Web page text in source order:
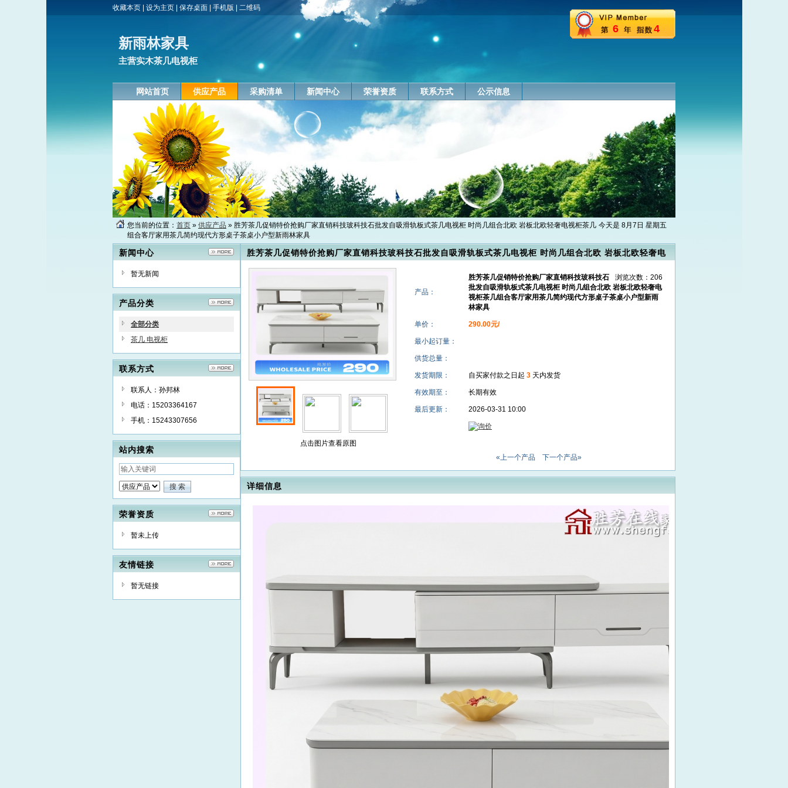
收藏本页 设为主页 保存桌面 手机版 二维码
6 4
新雨林家具
主营实木茶几电视柜
网站首页 供应产品 采购清单 新闻中心 荣誉资质 联系方式 公示信息
今天是 8月7日 星期五
您当前的位置： 首页 » 供应产品 » 胜芳茶几促销特价抢购厂家直销科技玻科技石批发自吸滑轨板式茶几电视柜 时尚几组合北欧 岩板北欧轻奢电视柜茶几
组合客厅家用茶几简约现代方形桌子茶桌小户型新雨林家具
新闻中心
暂无新闻
产品分类
全部分类
茶几 电视柜
联系方式
联系人：孙邦林
电话：15203364167
手机：15243307656
站内搜索
荣誉资质
暂未上传
友情链接
暂无链接
胜芳茶几促销特价抢购厂家直销科技玻科技石批发自吸滑轨板式茶几电视柜 时尚几组合北欧 岩板北欧轻奢电
视柜茶几组合客厅家用茶几简约现代方形桌子茶桌小户型新雨林家具
点击图片查看原图
产品：
浏览次数：206
胜芳茶几促销特价抢购厂家直销科技玻科技石
批发自吸滑轨板式茶几电视柜 时尚几组合北欧 岩板北欧轻奢电
视柜茶几组合客厅家用茶几简约现代方形桌子茶桌小户型新雨
林家具
单价： 290.00元/
最小起订量：
供货总量：
发货期限： 自买家付款之日起 3 天内发货
有效期至： 长期有效
最后更新： 2026-03-31 10:00
«上一个产品 下一个产品»
详细信息